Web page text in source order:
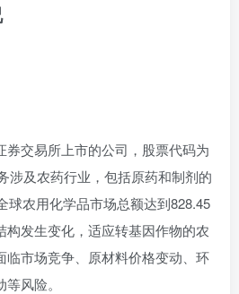
券交易所上市的公司，股票代码为
涉及农药行业，包括原药和制剂的
球农用化学品市场总额达到828.45
构发生变化，适应转基因作物的农
临市场竞争、原材料价格变动、环
风险。